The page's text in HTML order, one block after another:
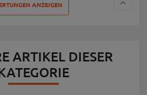
ANZEIGEN
ARTIKEL DIESER